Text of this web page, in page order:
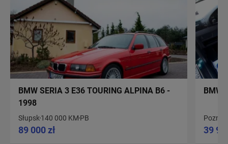
BMW SERIA 3 E36 TOURING ALPINA B6 -
1998
Słupsk140 000 KM PB
89 000 zł
BMW
Poznań
39